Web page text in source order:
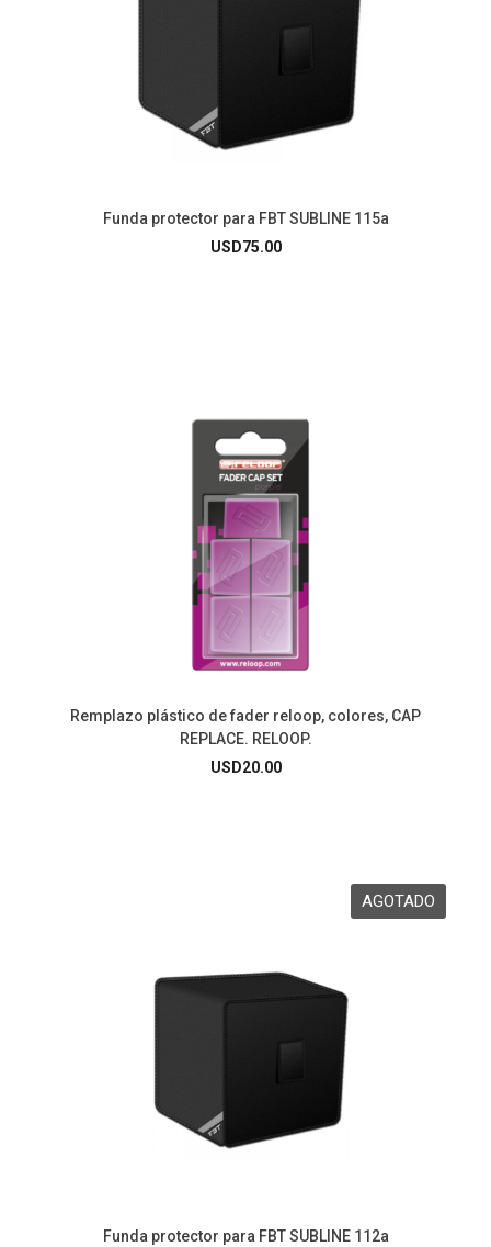
Funda protector para FBT SUBLINE 115a
USD75.00
Remplazo plástico de fader reloop, colores, CAP
REPLACE. RELOOP.
USD20.00
Funda protector para FBT SUBLINE 112a